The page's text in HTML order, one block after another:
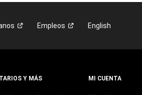
Empleos English
Y MÁS MI CUENTA